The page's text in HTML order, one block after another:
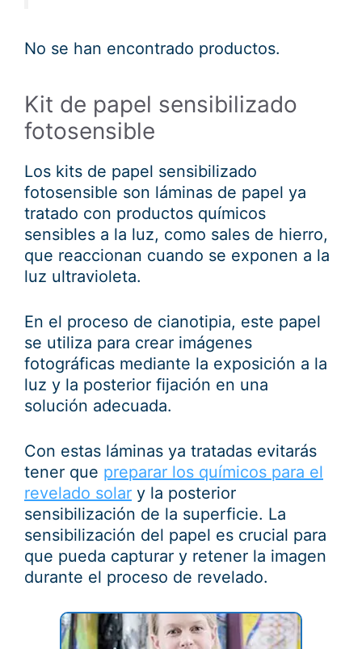
No se han encontrado productos.
Kit de papel sensibilizado
fotosensible
Los kits de papel sensibilizado
fotosensible son láminas de papel ya
tratado con productos químicos
sensibles a la luz, como sales de hierro,
que reaccionan cuando se exponen a la
luz ultravioleta.
En el proceso de cianotipia, este papel
se utiliza para crear imágenes
fotográficas mediante la exposición a la
luz y la posterior fijación en una
solución adecuada.
Con estas láminas ya tratadas evitarás
tener que preparar los químicos para el
revelado solar y la posterior
sensibilización de la superficie. La
sensibilización del papel es crucial para
que pueda capturar y retener la imagen
durante el proceso de revelado.